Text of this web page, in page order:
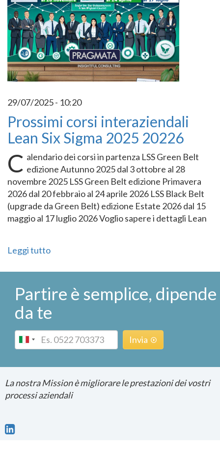
29/07/2025 - 10:20
Prossimi corsi interaziendali
Lean Six Sigma 2025 20226
C alendario dei corsi in partenza LSS Green Belt
edizione Autunno 2025 dal 3 ottobre al 28
novembre 2025 LSS Green Belt edizione Primavera
2026 dal 20 febbraio al 24 aprile 2026 LSS Black Belt
(upgrade da Green Belt) edizione Estate 2026 dal 15
maggio al 17 luglio 2026 Voglio sapere i dettagli Lean
Leggi tutto
Partire è semplice, dipende
da te
Phone Invia
La nostra Mission è migliorare le prestazioni dei vostri
processi aziendali